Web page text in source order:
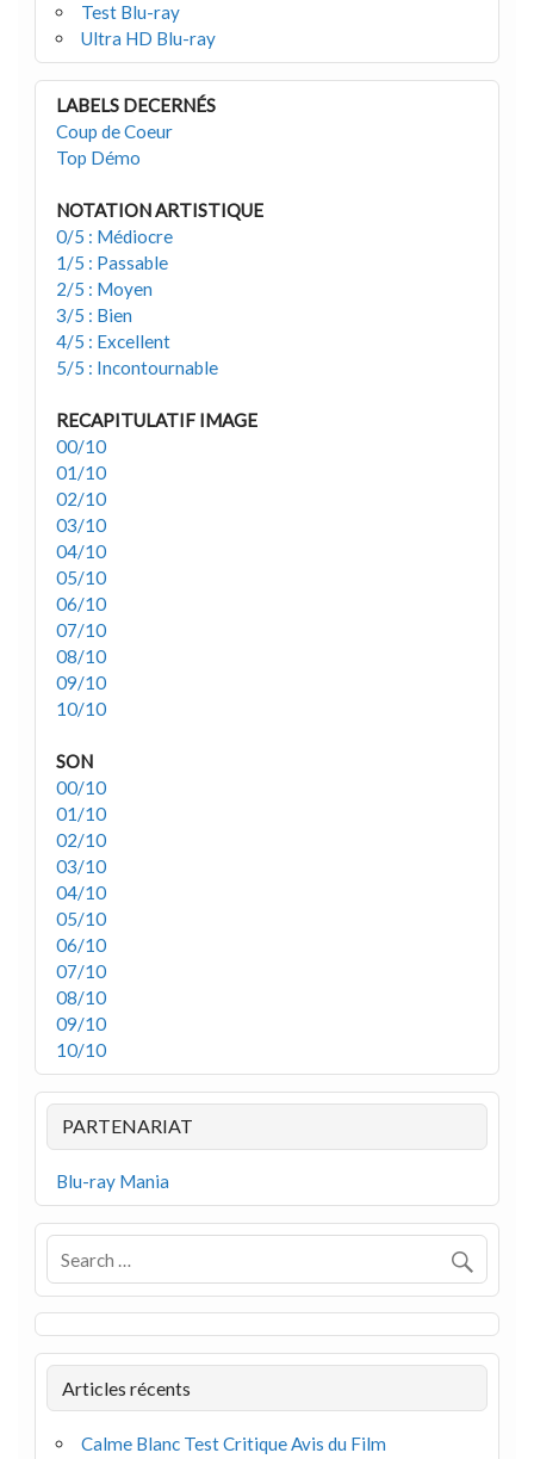
Test Blu-ray
Ultra HD Blu-ray
LABELS DECERNÉS
Coup de Coeur
Top Démo
NOTATION ARTISTIQUE
0/5 : Médiocre
1/5 : Passable
2/5 : Moyen
3/5 : Bien
4/5 : Excellent
5/5 : Incontournable
RECAPITULATIF IMAGE
00/10
01/10
02/10
03/10
04/10
05/10
06/10
07/10
08/10
09/10
10/10
SON
00/10
01/10
02/10
03/10
04/10
05/10
06/10
07/10
08/10
09/10
10/10
PARTENARIAT
Blu-ray Mania
Articles récents
Calme Blanc Test Critique Avis du Film